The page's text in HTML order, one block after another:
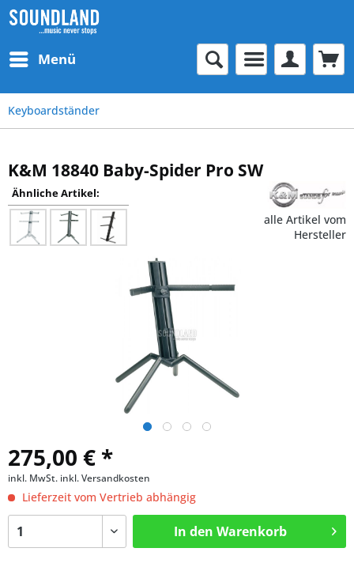
Menü
Keyboardständer
K&M 18840 Baby-Spider Pro SW
Ähnliche Artikel:
alle Artikel vom
Hersteller
275,00 € *
inkl. MwSt. inkl. Versandkosten
Lieferzeit vom Vertrieb abhängig
In den Warenkorb